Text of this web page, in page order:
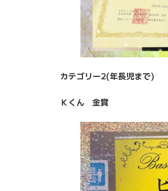
カテゴリー2(年長児まで)
Ｋくん 金賞